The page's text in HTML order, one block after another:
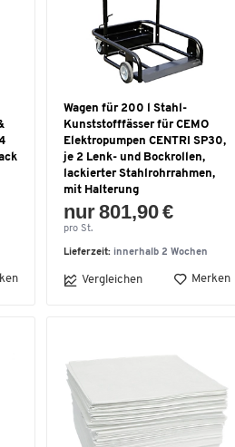
Wagen für 200 l Stahl-
Kunststofffässer für CEMO
Elektropumpen CENTRI SP30,
je 2 Lenk- und Bockrollen,
lackierter Stahlrohrrahmen,
mit Halterung
nur 801,90 €
pro St.
Lieferzeit: innerhalb 2 Wochen
Vergleichen Merken